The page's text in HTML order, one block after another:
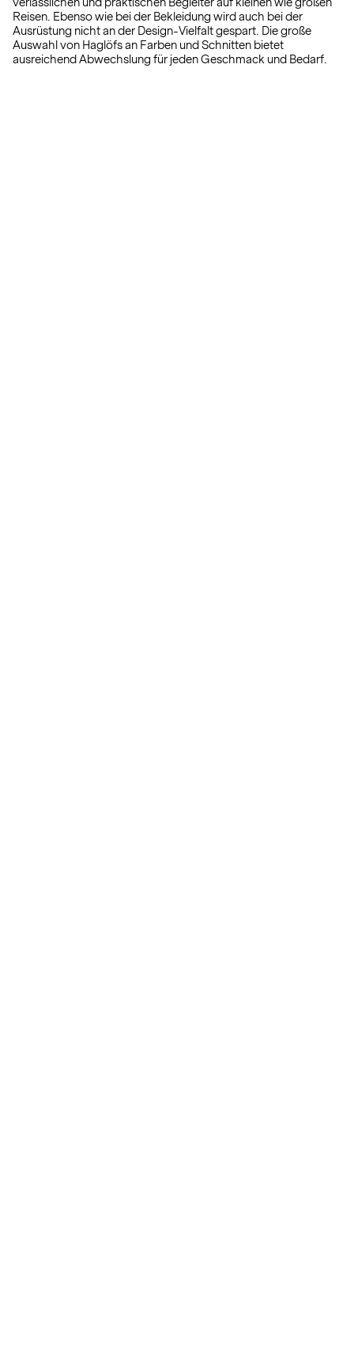
Reisen. Ebenso wie bei der Bekleidung wird auch bei der
Ausrüstung nicht an der Design-Vielfalt gespart. Die große
Auswahl von Haglöfs an Farben und Schnitten bietet
ausreichend Abwechslung für jeden Geschmack und Bedarf.